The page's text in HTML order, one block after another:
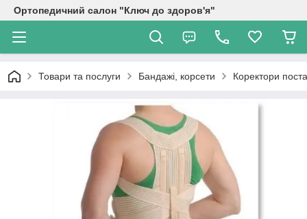
Ортопедичний салон "Ключ до здоров'я"
Товари та послуги Бандажі, корсети Коректори